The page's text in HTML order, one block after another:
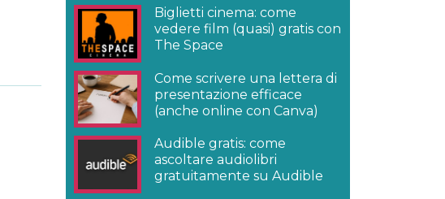
Biglietti cinema: come
vedere film (quasi) gratis con
The Space
Come scrivere una lettera di
presentazione efficace
(anche online con Canva)
Audible gratis: come
ascoltare audiolibri
gratuitamente su Audible